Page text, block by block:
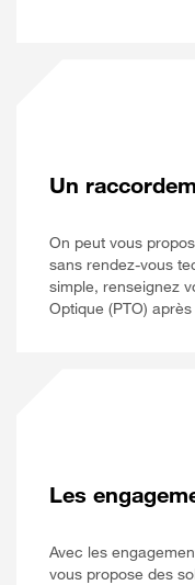
Un
On peut vous
sans rendez-vous
simple, renseignez
Optique (PTO)
Les
Avec les
vous propose des